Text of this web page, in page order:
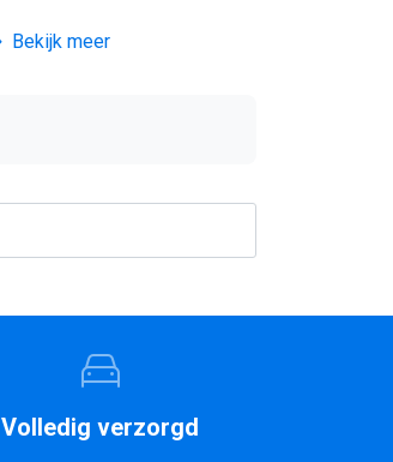
Bekijk meer
Volledig verzorgd